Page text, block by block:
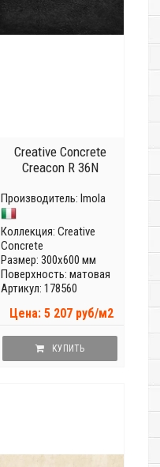
Creative Concrete
Creacon R 36N
Производитель: Imola
Коллекция: Creative
Concrete
Размер: 300x600 мм
Поверхность: матовая
Артикул: 178560
Цена: 5 207 руб/м2
КУПИТЬ